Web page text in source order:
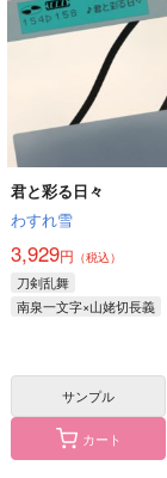
こねこと競争！いちも
んじ
ユウラク
1,100円 （税込）
南泉一文字
作品詳細
セール中 専売
638円
南泉一文字
一文字則宗
カート
君と彩る日々
わすれ雪
3,929円 （税込）
刀剣乱舞
南泉一文字×山姥切長義
サンプル
カート